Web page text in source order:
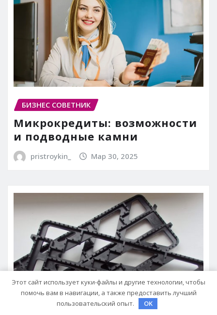
БИЗНЕС СОВЕТНИК
Микрокредиты: возможности
и подводные камни
pristroykin_ Мар 30, 2025
Этот сайт использует куки-файлы и другие технологии, чтобы
помочь вам в навигации, а также предоставить лучший
пользовательский опыт.
OK